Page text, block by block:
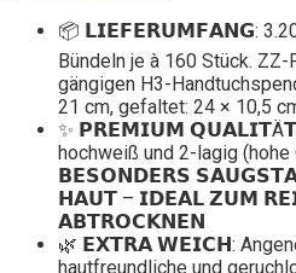
📦 𝗟𝗜𝗘𝗙𝗘𝗥𝗨𝗠𝗙𝗔𝗡𝗚: 3.200
Bündeln je à 160 Stück.
gängigen H3-
21 cm, gefaltet: 24 × 10,5
✨ 𝗣𝗥𝗘𝗠𝗜𝗨𝗠 𝗤𝗨𝗔𝗟𝗜𝗧Ä𝗧:
hochweiß und 2-lagig (hohe
𝗕𝗘𝗦𝗢𝗡𝗗𝗘𝗥𝗦
𝗛𝗔𝗨𝗧 – 𝗜𝗗𝗘𝗔𝗟 𝗭𝗨𝗠
𝗔𝗕𝗧𝗥𝗢𝗖𝗞𝗡𝗘𝗡
🌿 𝗘𝗫𝗧𝗥𝗔 𝗪𝗘𝗜𝗖𝗛:
hautfreundliche und